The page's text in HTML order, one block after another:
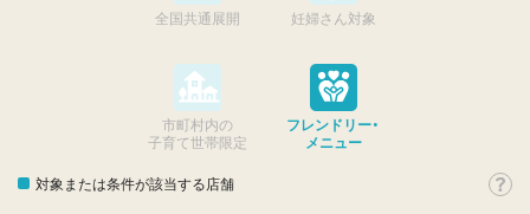
全国共通展開 妊婦さん対象
市町村内の
子育て世帯限定
フレンドリー・
メニュー
対象または条件が該当する店舗